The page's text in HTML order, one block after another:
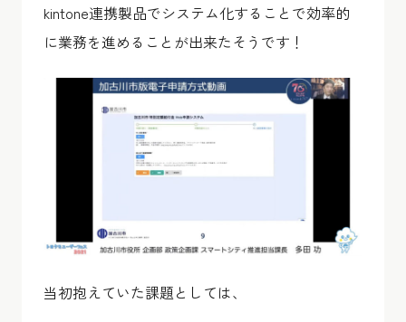
kintone連携製品でシステム化することで効率的
に業務を進めることが出来たそうです！
当初抱えていた課題としては、